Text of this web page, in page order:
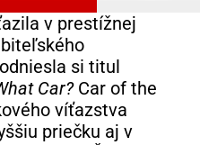
v prestížnej
si titul
Car?Car of the
víťazstva
priečku aj v